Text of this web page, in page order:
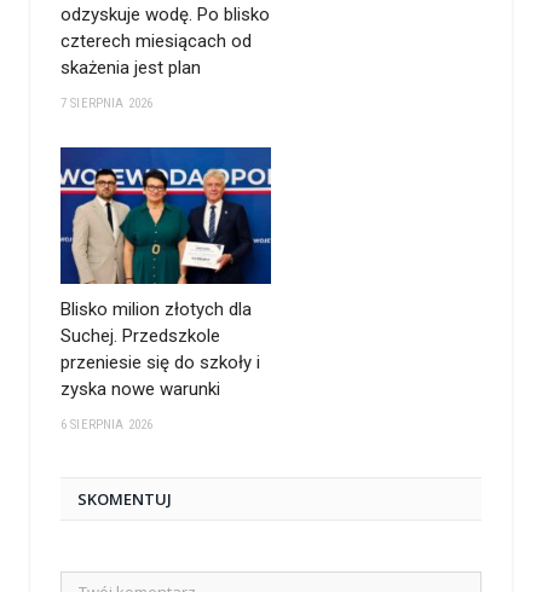
odzyskuje wodę. Po blisko
czterech miesiącach od
skażenia jest plan
7 SIERPNIA 2026
Blisko milion złotych dla
Suchej. Przedszkole
przeniesie się do szkoły i
zyska nowe warunki
6 SIERPNIA 2026
SKOMENTUJ